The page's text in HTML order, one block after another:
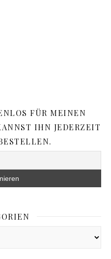
FÜR MEINEN
IHN JEDERZEIT